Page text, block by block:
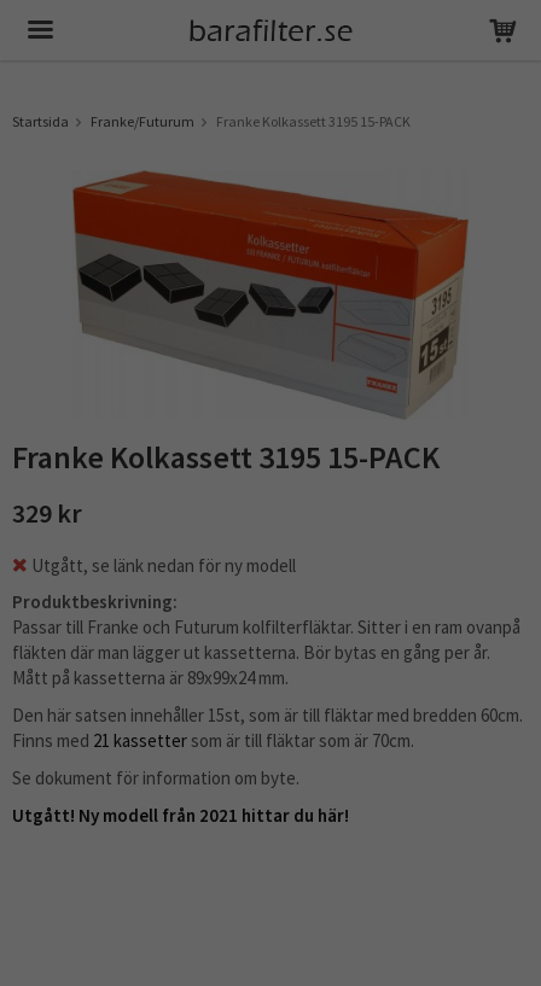
Startsida Franke/Futurum Franke Kolkassett 3195 15-PACK
Franke Kolkassett 3195 15-PACK
329 kr
Utgått, se länk nedan för ny modell
Produktbeskrivning:
Passar till Franke och Futurum kolfilterfläktar. Sitter i en ram ovanpå
fläkten där man lägger ut kassetterna. Bör bytas en gång per år.
Mått på kassetterna är 89x99x24 mm.
Den här satsen innehåller 15st, som är till fläktar med bredden 60cm.
Finns med 21 kassettersom är till fläktar som är 70cm.
Se dokument för information om byte.
Utgått! Ny modell från 2021 hittar du här!